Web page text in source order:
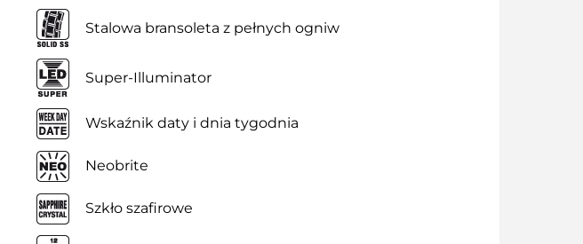
Stalowa bransoleta z pełnych ogniw
Super-Illuminator
Wskaźnik daty i dnia tygodnia
Neobrite
Szkło szafirowe